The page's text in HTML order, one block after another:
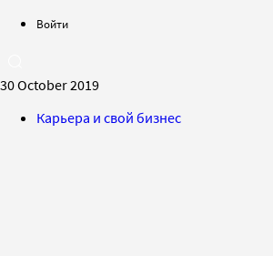
Войти
30 October 2019
Карьера и свой бизнес